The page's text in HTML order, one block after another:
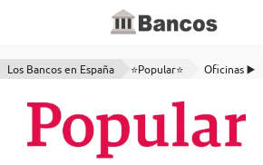
Los Bancos en España ⭐Popular⭐ Oficinas ▶️